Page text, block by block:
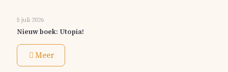
5 juli 2026
Nieuw boek: Utopia!
Meer